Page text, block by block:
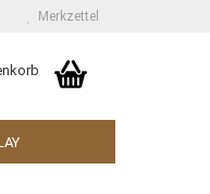
Merkzettel